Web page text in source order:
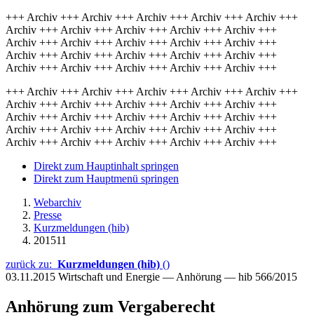
+++ Archiv +++ Archiv +++ Archiv +++ Archiv +++ Archiv +++
Archiv +++ Archiv +++ Archiv +++ Archiv +++ Archiv +++
Archiv +++ Archiv +++ Archiv +++ Archiv +++ Archiv +++
Archiv +++ Archiv +++ Archiv +++ Archiv +++ Archiv +++
Archiv +++ Archiv +++ Archiv +++ Archiv +++ Archiv +++
+++ Archiv +++ Archiv +++ Archiv +++ Archiv +++ Archiv +++
Archiv +++ Archiv +++ Archiv +++ Archiv +++ Archiv +++
Archiv +++ Archiv +++ Archiv +++ Archiv +++ Archiv +++
Archiv +++ Archiv +++ Archiv +++ Archiv +++ Archiv +++
Archiv +++ Archiv +++ Archiv +++ Archiv +++ Archiv +++
Direkt zum Hauptinhalt springen
Direkt zum Hauptmenü springen
Webarchiv
Presse
Kurzmeldungen (hib)
201511
zurück zu: Kurzmeldungen (hib) ()
03.11.2015 Wirtschaft und Energie — Anhörung — hib 566/2015
Anhörung zum Vergaberecht